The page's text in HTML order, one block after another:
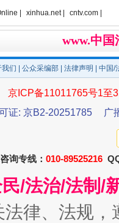
高速路
| xinhua.net | cntv.com |
www.中
我们 公众采编部 法律声明 | 中国
京ICP备11011765号1至
证: 京B2-20251785
广
询专线： 010-89525216
/法治/法制/
法律、法规